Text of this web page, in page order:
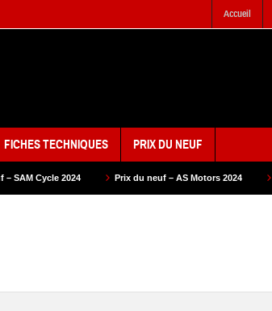
Accueil
FICHES TECHNIQUES PRIX DU NEUF
Prix du neuf – AS Motors 2024 Prix du neuf – VMS 2024